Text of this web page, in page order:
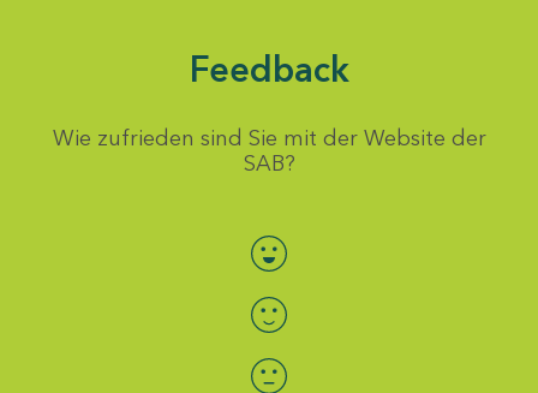
Feedback
Wie zufrieden sind Sie mit der Website der
SAB?
Bewertung auswählen